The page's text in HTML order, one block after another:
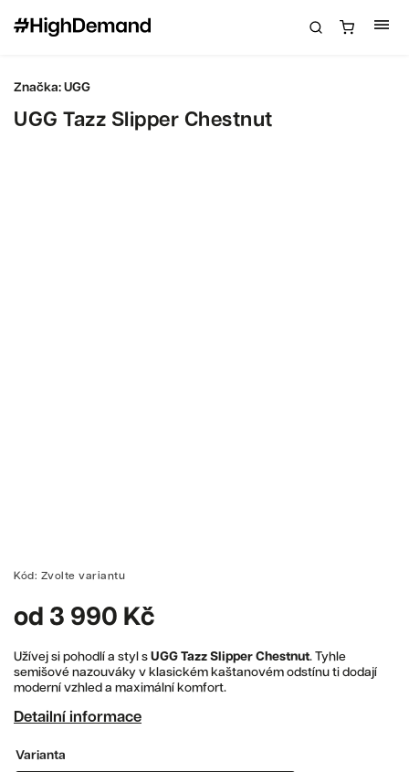
UGG Tazz Slipper Chestnut
Kód: Zvolte variantu
od 3 990 Kč
Užívej si pohodlí a styl s UGG Tazz Slipper Chestnut. Tyhle
semišové nazouváky v klasickém kaštanovém odstínu ti dodají
moderní vzhled a maximální komfort.
Detailní informace
Značka: UGG
Varianta